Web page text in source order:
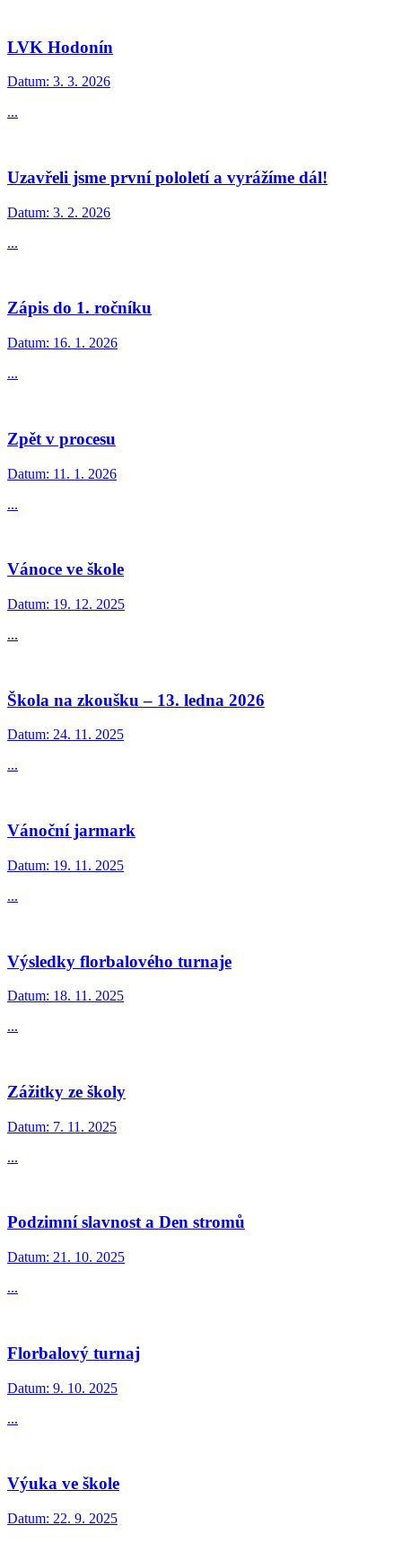
LVK Hodonín
Datum: 3. 3. 2026
...
Uzavřeli jsme první pololetí a vyrážíme dál!
Datum: 3. 2. 2026
...
Zápis do 1. ročníku
Datum: 16. 1. 2026
...
Zpět v procesu
Datum: 11. 1. 2026
...
Vánoce ve škole
Datum: 19. 12. 2025
...
Škola na zkoušku – 13. ledna 2026
Datum: 24. 11. 2025
...
Vánoční jarmark
Datum: 19. 11. 2025
...
Výsledky florbalového turnaje
Datum: 18. 11. 2025
...
Zážitky ze školy
Datum: 7. 11. 2025
...
Podzimní slavnost a Den stromů
Datum: 21. 10. 2025
...
Florbalový turnaj
Datum: 9. 10. 2025
...
Výuka ve škole
Datum: 22. 9. 2025